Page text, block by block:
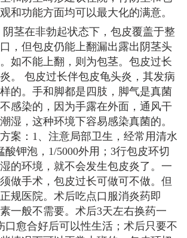
和功能方面均可以最大化的满意。
阴茎在非勃起状态下，包皮覆盖于整
，但包皮仍能上翻漏出露出阴茎头
如不能上翻，则为包茎。包皮过长
。 包皮过长伴包皮龟头炎，其发病
的。手和脚都是四肢，脚气是真菌
感染的，因为手露在外面，通风干
湿，这种环境下容易感染真菌的。
案：1、注意局部卫生，经常用清水
酸钾泡，1/5000外用；3行包皮环切
的环境，就不会发生包皮炎了。一
做手术，包皮过长可做可不做。但
规医院。术后吃点口服消炎药即
一般不需要。术后3天左右换药一
口愈合好后可以性生活；术后只要不